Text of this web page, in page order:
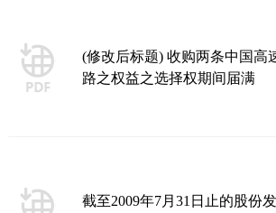
(修改后标题) 收购两条中国高
路之权益之选择权期间届满
截至2009年7月31日止的股份